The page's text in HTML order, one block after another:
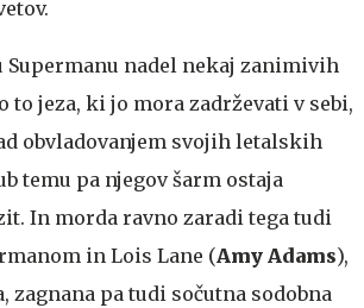
Supermanu nadel nekaj zanimivih
to jeza, ki jo mora zadrževati v sebi,
obvladovanjem svojih letalskih
temu pa njegov šarm ostaja
In morda ravno zaradi tega tudi
in Lois Lane (Amy Adams),
zagnana pa tudi sočutna sodobna